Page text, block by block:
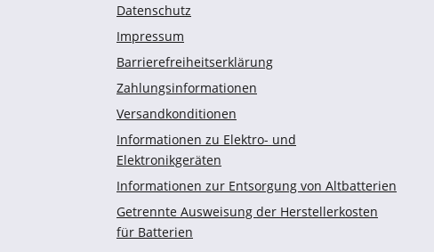
Datenschutz
Impressum
Barrierefreiheitserklärung
Zahlungsinformationen
Versandkonditionen
Informationen zu Elektro- und
Elektronikgeräten
Informationen zur Entsorgung von Altbatterien
Getrennte Ausweisung der Herstellerkosten
für Batterien